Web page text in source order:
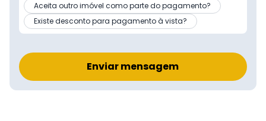
Aceita outro imóvel como parte do pagamento?
Existe desconto para pagamento à vista?
Enviar mensagem